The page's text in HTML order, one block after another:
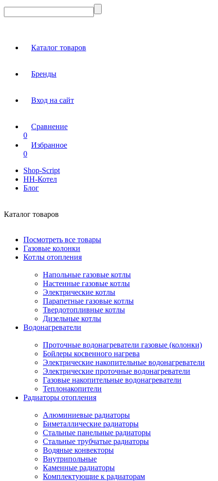
Каталог товаров
Бренды
Вход на сайт
Сравнение
0
Избранное
0
Shop-Script
НН-Котел
Блог
Каталог товаров
Посмотреть все товары
Газовые колонки
Котлы отопления
Напольные газовые котлы
Настенные газовые котлы
Электрические котлы
Парапетные газовые котлы
Твердотопливные котлы
Дизельные котлы
Водонагреватели
Проточные водонагреватели газовые (колонки)
Бойлеры косвенного нагрева
Электрические накопительные водонагреватели
Электрические проточные водонагреватели
Газовые накопительные водонагреватели
Теплонакопители
Радиаторы отопления
Алюминиевые радиаторы
Биметаллические радиаторы
Стальные панельные радиаторы
Стальные трубчатые радиаторы
Водяные конвекторы
Внутрипольные
Каменные радиаторы
Комплектующие к радиаторам